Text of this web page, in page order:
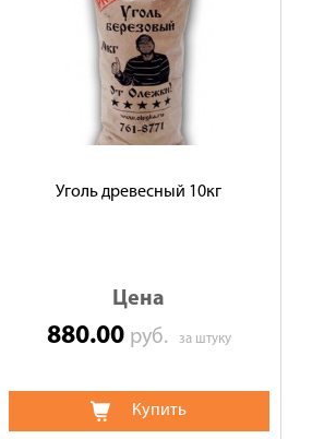
Уголь древесный 10кг
Цена
880.00 руб. за штуку
Купить